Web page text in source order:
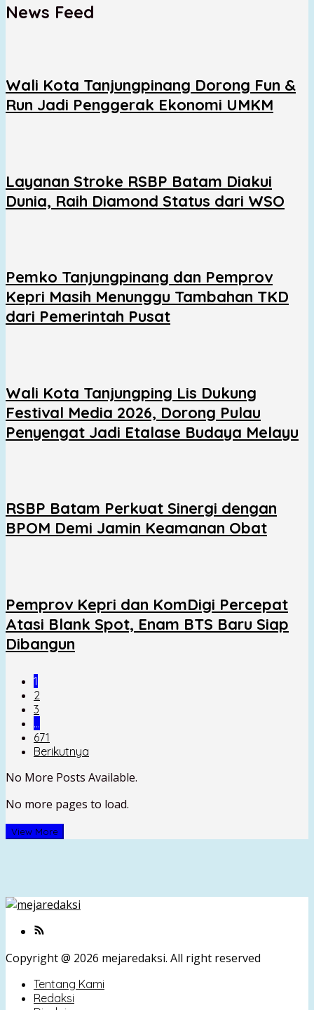
News Feed
Wali Kota Tanjungpinang Dorong Fun &
Run Jadi Penggerak Ekonomi UMKM
Layanan Stroke RSBP Batam Diakui
Dunia, Raih Diamond Status dari WSO
Pemko Tanjungpinang dan Pemprov
Kepri Masih Menunggu Tambahan TKD
dari Pemerintah Pusat
Wali Kota Tanjungping Lis Dukung
Festival Media 2026, Dorong Pulau
Penyengat Jadi Etalase Budaya Melayu
RSBP Batam Perkuat Sinergi dengan
BPOM Demi Jamin Keamanan Obat
Pemprov Kepri dan KomDigi Percepat
Atasi Blank Spot, Enam BTS Baru Siap
Dibangun
1
2
3
…
671
Berikutnya
No More Posts Available.
No more pages to load.
View More
Copyright @ 2026 mejaredaksi. All right reserved
Tentang Kami
Redaksi